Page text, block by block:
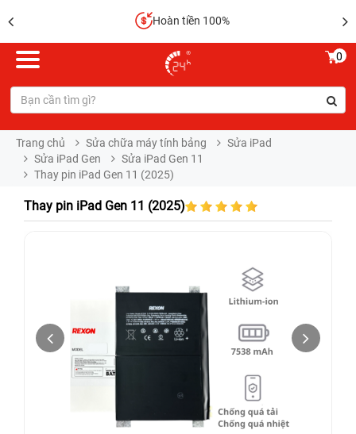
Hoàn tiền 100%
0
Trang chủ Sửa chữa máy tính bảng
Sửa iPad
Sửa iPad Gen
Sửa iPad Gen 11
Thay pin iPad Gen 11 (2025)
Thay pin iPad Gen 11 (2025)